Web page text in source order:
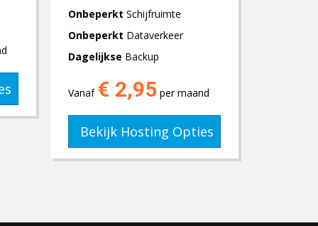
Onbeperkt Schijfruimte
Onbeperkt Dataverkeer
Dagelijkse Backup
Vanaf € 2,95 per maand
Bekijk Hosting Opties